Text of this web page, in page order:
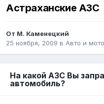
Астраханские АЗС
От М. Каменецкий
25 ноября, 2009 в Авто и мото
На какой АЗС Вы
автомобиль?